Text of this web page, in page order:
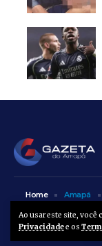
Ao usar este site, você
Privacidadee os
© A Gazeta do
Home Amapá